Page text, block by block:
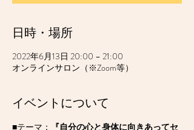
日時・場所
2022年6月13日 20:00 – 21:00
オンラインサロン（※Zoom等）
イベントについて
■テーマ：
『自分の心と身体に向きあってセ